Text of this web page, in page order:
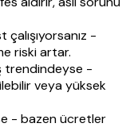
-
riski artar.
trendindeyse -
veya yüksek
- bazen ücretler